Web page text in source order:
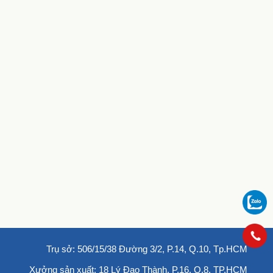
Trụ sở: 506/15/38 Đường 3/2, P.14, Q.10, Tp.HCM
Xưởng sản xuất: 18 Lý Đạo Thành, P.16, Q.8, TP.HCM